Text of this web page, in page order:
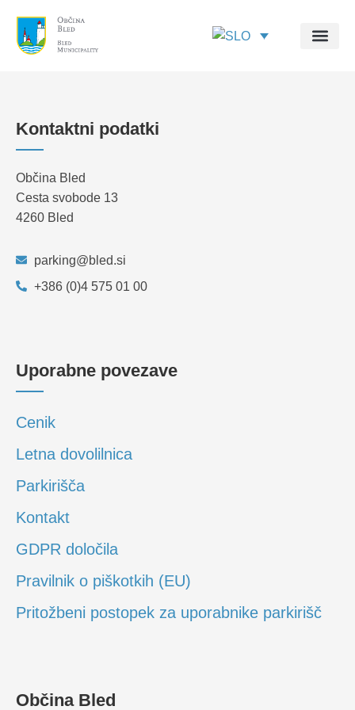
Občina Bled
Kontaktni podatki
Občina Bled
Cesta svobode 13
4260 Bled
parking@bled.si
+386 (0)4 575 01 00
Uporabne povezave
Cenik
Letna dovolilnica
Parkirišča
Kontakt
GDPR določila
Pravilnik o piškotkih (EU)
Pritožbeni postopek za uporabnike parkirišč